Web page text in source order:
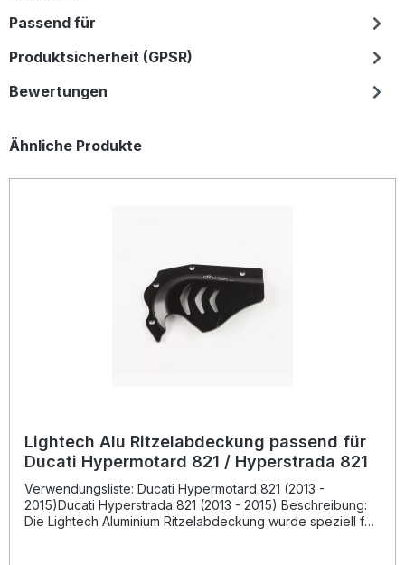
Passend für
Produktsicherheit (GPSR)
Bewertungen
Produktgalerie überspringen
Ähnliche Produkte
Lightech Alu Ritzelabdeckung passend für
Ducati Hypermotard 821 / Hyperstrada 821
Verwendungsliste: Ducati Hypermotard 821 (2013 -
2015)Ducati Hyperstrada 821 (2013 - 2015) Beschreibung:
Die Lightech Aluminium Ritzelabdeckung wurde speziell für